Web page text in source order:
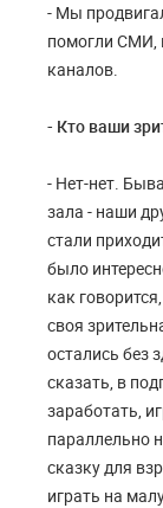
- Мы
помогли СМИ,
каналов.
- Кто ваши
- Нет-нет.
зала - наши
стали
было
как
своя
остались без
сказать, в
заработать,
параллельно
сказку для
играть на